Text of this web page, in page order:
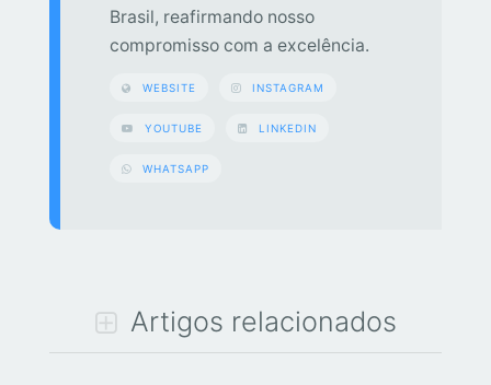
Brasil, reafirmando nosso
compromisso com a excelência.
WEBSITE INSTAGRAM
YOUTUBE LINKEDIN
WHATSAPP
Artigos relacionados